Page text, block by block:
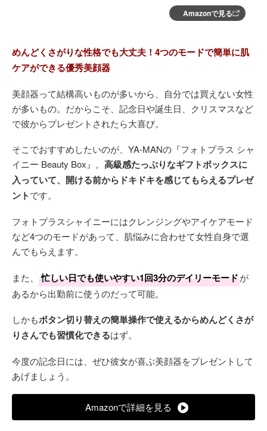
Amazonで見る
めんどくさがりな性格でも大丈夫！4つのモードで簡単に肌
ケアができる優秀美顔器
美顔器って結構高いものが多いから、自分では買えない女性
が多いもの。だからこそ、記念日や誕生日、クリスマスなど
で彼からプレゼントされたら大喜び。
そこでおすすめしたいのが、YA-MANの『フォトプラス シャ
イニー Beauty Box』。 高級感たっぷりなギフトボックスに
入っていて、開ける前からドキドキを感じてもらえるプレゼ
ントです。
フォトプラスシャイニーにはクレンジングやアイケアモード
など4つのモードがあって、肌悩みに合わせて女性自身で選
んでもらえます。
また、 忙しい日でも使いやすい1回3分のデイリーモードが
あるから出勤前に使うのだって可能。
しかもボタン切り替えの簡単操作で使えるからめんどくさが
りさんでも習慣化できるはず。
今度の記念日には、ぜひ彼女が喜ぶ美顔器をプレゼントして
あげましょう。
Amazonで詳細を見る